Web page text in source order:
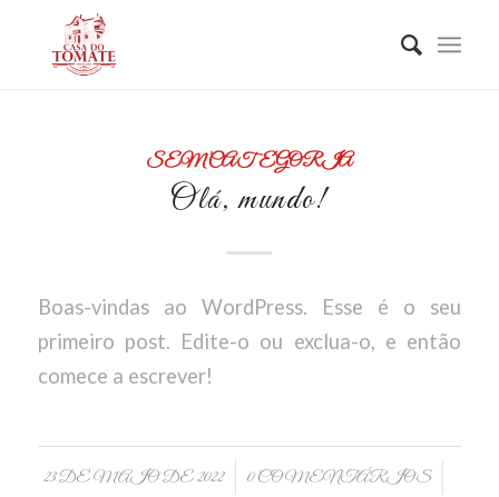
SEM CATEGORIA
Olá, mundo!
Boas-vindas ao WordPress. Esse é o seu
primeiro post. Edite-o ou exclua-o, e então
comece a escrever!
23 DE MAIO DE 2022
/ 0 COMENTÁRIOS
/